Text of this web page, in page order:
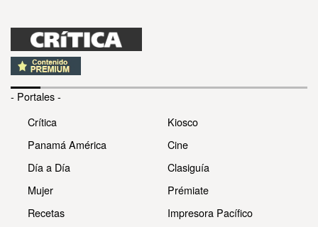
- Portales -
Crítica
Panamá América
Día a Día
Mujer
Recetas
Kiosco
Cine
Clasiguía
Prémiate
Impresora Pacífico